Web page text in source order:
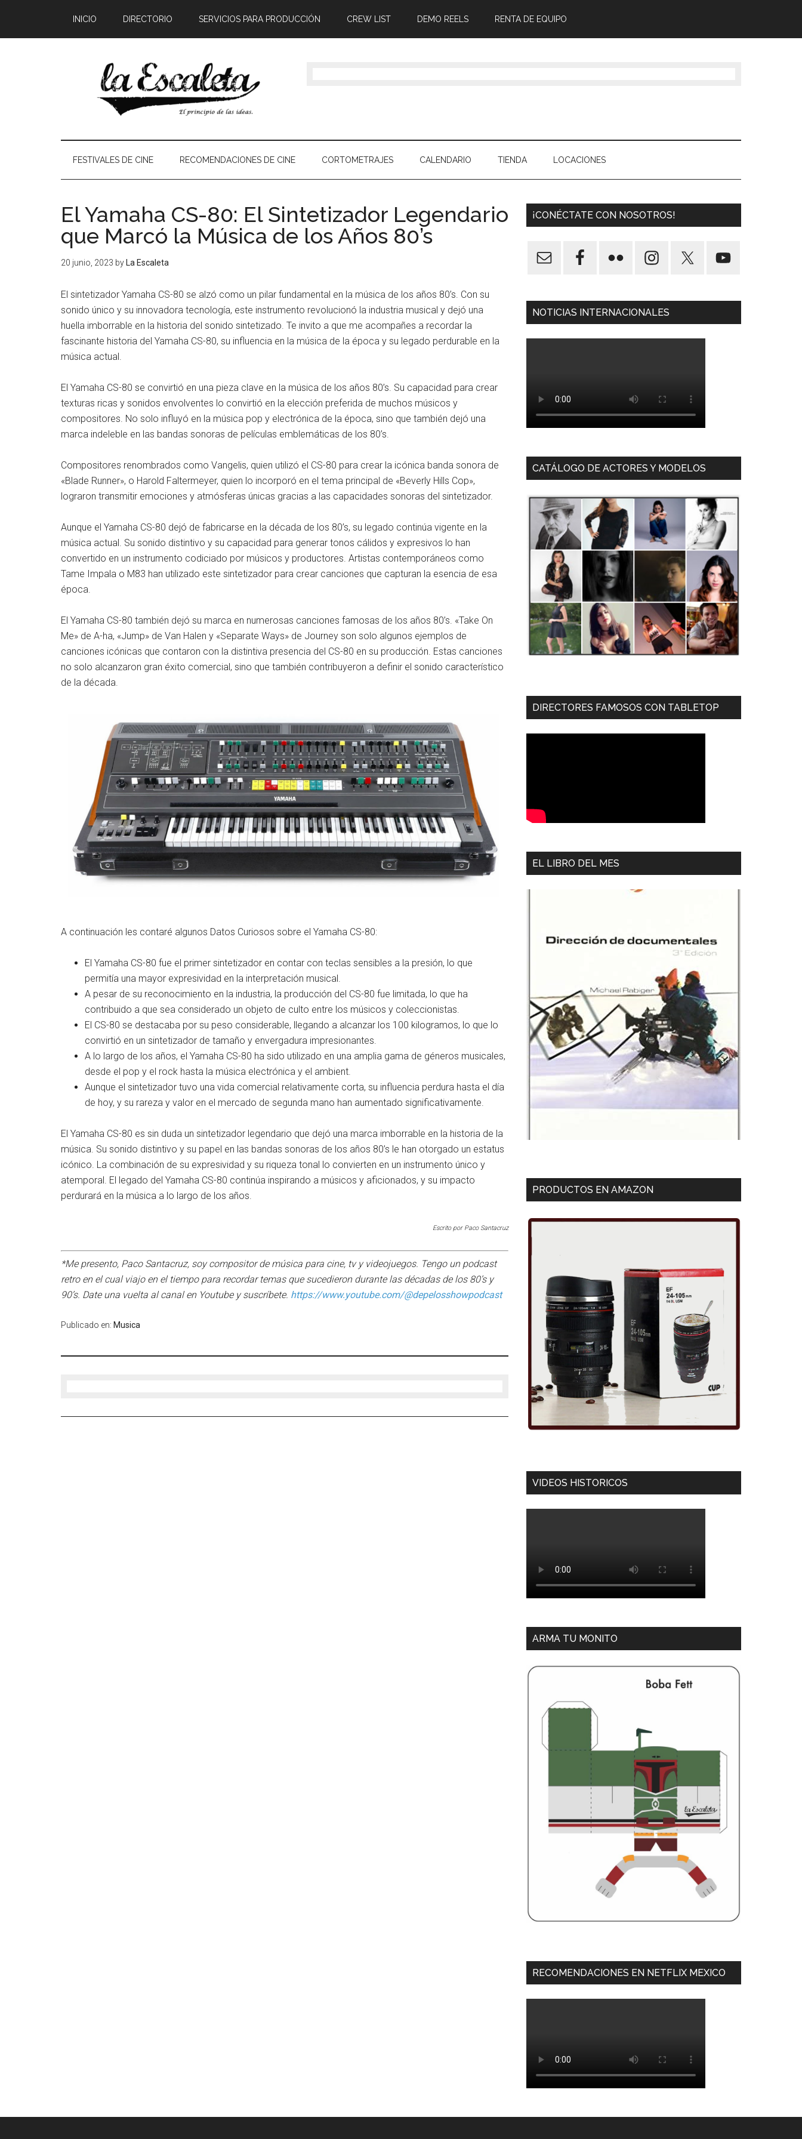
INICIO DIRECTORIO SERVICIOS PARA PRODUCCIÓN CREW LIST DEMO REELS RENTA DE EQUIPO
FESTIVALES DE CINE RECOMENDACIONES DE CINE CORTOMETRAJES CALENDARIO TIENDA LOCACIONES
El Yamaha CS-80: El Sintetizador Legendario
que Marcó la Música de los Años 80’s
20 junio, 2023 by La Escaleta
El sintetizador Yamaha CS-80 se alzó como un pilar fundamental en la música de los años 80’s. Con su
sonido único y su innovadora tecnología, este instrumento revolucionó la industria musical y dejó una
huella imborrable en la historia del sonido sintetizado. Te invito a que me acompañes a recordar la
fascinante historia del Yamaha CS-80, su influencia en la música de la época y su legado perdurable en la
música actual.
El Yamaha CS-80 se convirtió en una pieza clave en la música de los años 80’s. Su capacidad para crear
texturas ricas y sonidos envolventes lo convirtió en la elección preferida de muchos músicos y
compositores. No solo influyó en la música pop y electrónica de la época, sino que también dejó una
marca indeleble en las bandas sonoras de películas emblemáticas de los 80’s.
Compositores renombrados como Vangelis, quien utilizó el CS-80 para crear la icónica banda sonora de
«Blade Runner», o Harold Faltermeyer, quien lo incorporó en el tema principal de «Beverly Hills Cop»,
lograron transmitir emociones y atmósferas únicas gracias a las capacidades sonoras del sintetizador.
Aunque el Yamaha CS-80 dejó de fabricarse en la década de los 80’s, su legado continúa vigente en la
música actual. Su sonido distintivo y su capacidad para generar tonos cálidos y expresivos lo han
convertido en un instrumento codiciado por músicos y productores. Artistas contemporáneos como
Tame Impala o M83 han utilizado este sintetizador para crear canciones que capturan la esencia de esa
época.
El Yamaha CS-80 también dejó su marca en numerosas canciones famosas de los años 80’s. «Take On
Me» de A-ha, «Jump» de Van Halen y «Separate Ways» de Journey son solo algunos ejemplos de
canciones icónicas que contaron con la distintiva presencia del CS-80 en su producción. Estas canciones
no solo alcanzaron gran éxito comercial, sino que también contribuyeron a definir el sonido característico
de la década.
A continuación les contaré algunos Datos Curiosos sobre el Yamaha CS-80:
El Yamaha CS-80 fue el primer sintetizador en contar con teclas sensibles a la presión, lo que
permitía una mayor expresividad en la interpretación musical.
A pesar de su reconocimiento en la industria, la producción del CS-80 fue limitada, lo que ha
contribuido a que sea considerado un objeto de culto entre los músicos y coleccionistas.
El CS-80 se destacaba por su peso considerable, llegando a alcanzar los 100 kilogramos, lo que lo
convirtió en un sintetizador de tamaño y envergadura impresionantes.
A lo largo de los años, el Yamaha CS-80 ha sido utilizado en una amplia gama de géneros musicales,
desde el pop y el rock hasta la música electrónica y el ambient.
Aunque el sintetizador tuvo una vida comercial relativamente corta, su influencia perdura hasta el día
de hoy, y su rareza y valor en el mercado de segunda mano han aumentado significativamente.
El Yamaha CS-80 es sin duda un sintetizador legendario que dejó una marca imborrable en la historia de la
música. Su sonido distintivo y su papel en las bandas sonoras de los años 80’s le han otorgado un estatus
icónico. La combinación de su expresividad y su riqueza tonal lo convierten en un instrumento único y
atemporal. El legado del Yamaha CS-80 continúa inspirando a músicos y aficionados, y su impacto
perdurará en la música a lo largo de los años.
Escrito por Paco Santacruz
*Me presento, Paco Santacruz, soy compositor de música para cine, tv y videojuegos. Tengo un podcast
retro en el cual viajo en el tiempo para recordar temas que sucedieron durante las décadas de los 80’s y
90’s. Date una vuelta al canal en Youtube y suscríbete. https://www.youtube.com/@depelosshowpodcast
Publicado en: Musica
¡CONÉCTATE CON NOSOTROS!
NOTICIAS INTERNACIONALES
CATÁLOGO DE ACTORES Y MODELOS
DIRECTORES FAMOSOS CON TABLETOP
EL LIBRO DEL MES
PRODUCTOS EN AMAZON
VIDEOS HISTORICOS
ARMA TU MONITO
RECOMENDACIONES EN NETFLIX MEXICO